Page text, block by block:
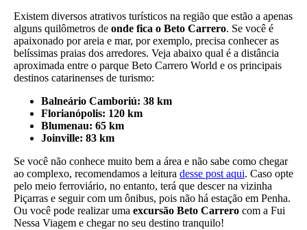
Existem diversos atrativos turísticos na região que estão a apenas
alguns quilômetros de onde fica o Beto Carrero. Se você é
apaixonado por areia e mar, por exemplo, precisa conhecer as
belíssimas praias dos arredores. Veja abaixo qual é a distância
aproximada entre o parque Beto Carrero World e os principais
destinos catarinenses de turismo:
Balneário Camboriú: 38 km
Florianópolis: 120 km
Blumenau: 65 km
Joinville: 83 km
Se você não conhece muito bem a área e não sabe como chegar
ao complexo, recomendamos a leitura desse post aqui. Caso opte
pelo meio ferroviário, no entanto, terá que descer na vizinha
Piçarras e seguir com um ônibus, pois não há estação em Penha.
Ou você pode realizar uma excursão Beto Carrero com a Fui
Nessa Viagem e chegar no seu destino tranquilo!